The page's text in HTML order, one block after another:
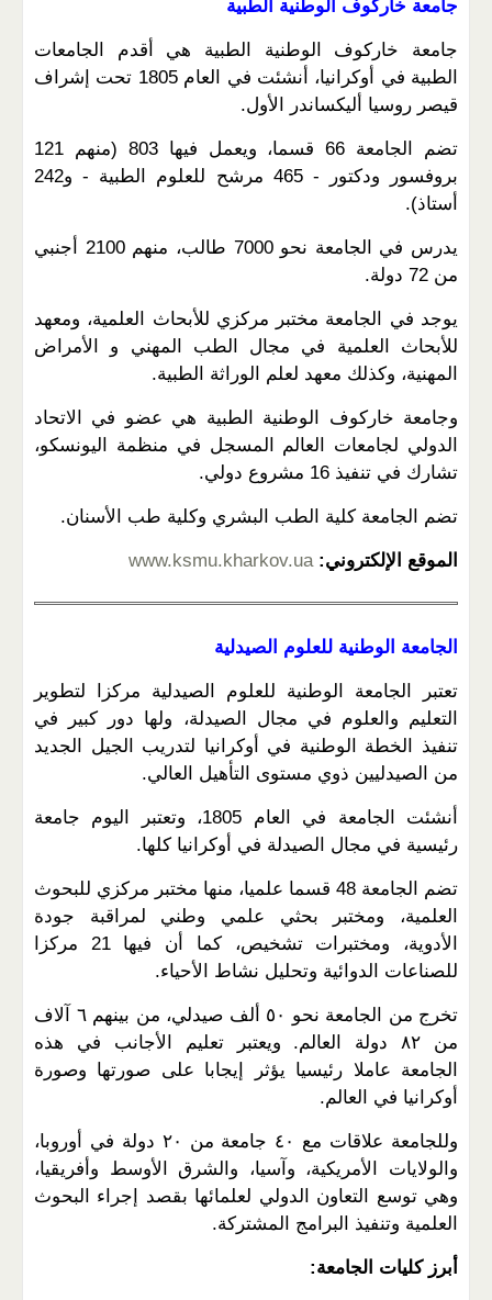
جامعة خاركوف الوطنية الطبية
جامعة خاركوف الوطنية الطبية هي أقدم الجامعات
الطبية في أوكرانيا، أنشئت في العام 1805 تحت إشراف
قيصر روسيا أليكساندر الأول.
تضم الجامعة 66 قسما، ويعمل فيها 803 (منهم 121
بروفسور ودكتور - 465 مرشح للعلوم الطبية - و242
أستاذ).
يدرس في الجامعة نحو 7000 طالب، منهم 2100 أجنبي
من 72 دولة.
يوجد في الجامعة مختبر مركزي للأبحاث العلمية، ومعهد
للأبحاث العلمية في مجال الطب المهني و الأمراض
المهنية، وكذلك معهد لعلم الوراثة الطبية.
وجامعة خاركوف الوطنية الطبية هي عضو في الاتحاد
الدولي لجامعات العالم المسجل في منظمة اليونسكو،
تشارك في تنفيذ 16 مشروع دولي.
تضم الجامعة كلية الطب البشري وكلية طب الأسنان.
الموقع الإلكتروني: www.ksmu.kharkov.ua
الجامعة الوطنية للعلوم الصيدلية
تعتبر الجامعة الوطنية للعلوم الصيدلية مركزا لتطوير
التعليم والعلوم في مجال الصيدلة، ولها دور كبير في
تنفيذ الخطة الوطنية في أوكرانيا لتدريب الجيل الجديد
من الصيدليين ذوي مستوى التأهيل العالي.
أنشئت الجامعة في العام 1805، وتعتبر اليوم جامعة
رئيسية في مجال الصيدلة في أوكرانيا كلها.
تضم الجامعة 48 قسما علميا، منها مختبر مركزي للبحوث
العلمية، ومختبر بحثي علمي وطني لمراقبة جودة
الأدوية، ومختبرات تشخيص، كما أن فيها 21 مركزا
للصناعات الدوائية وتحليل نشاط الأحياء.
تخرج من الجامعة نحو ٥٠ ألف صيدلي، من بينهم ٦ آلاف
من ٨٢ دولة العالم. ويعتبر تعليم الأجانب في هذه
الجامعة عاملا رئيسيا يؤثر إيجابا على صورتها وصورة
أوكرانيا في العالم.
وللجامعة علاقات مع ٤٠ جامعة من ٢٠ دولة في أوروبا،
والولايات الأمريكية، وآسيا، والشرق الأوسط وأفريقيا،
وهي توسع التعاون الدولي لعلمائها بقصد إجراء البحوث
العلمية وتنفيذ البرامج المشتركة.
أبرز كليات الجامعة: